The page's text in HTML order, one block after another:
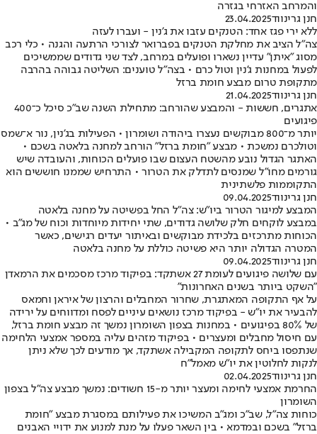
והמרחב האזרחי בגזרה
חנן גרינווד23.04.2025
ללא ירי פגז אחד: הטנקים עזבו את ג'נין - ועברו לעזה
צה"ל הציב את מחלקת הטנקים בפברואר לצורכי הרתעה והגנה • כלי רכב
מסוג "איתן" עדיין נשארו ופועלים במרחב, לצד שני גדודים שממשיכים
לפעול במחנות ג'נין וטול כרם • בצה"ל טוענים: השליטה גבוהה בהרבה
מתקופת טרום מבצע חומת ברזל
חנן גרינווד21.04.2025
אתגרים, חששות - והמבצע שהורחב: מתחילת השנה שב"כ סיכל כ־400
פיגועים
יותר מ־800 מבוקשים נעצרו ביהודה ושומרון • הפעילות בג'נין, נור א־שמס
וטולכרם נמשכת • מבצע "חומת ברזל" הורחב למחנה בלאטה בשכם •
האתגר הגדול נובע מהשטח העצום שבו פועלים הכוחות, והעובדה שיש
גורמים מחו"ל שמנסים לתדלק את הטרור • התרחיש שממנו חוששים הוא
התקוממות פלשתינית
חנן גרינווד09.04.2025
המבצע למיגור הטרור ביו"ש: צה"ל החל בפשיטה על מחנה בלאטה
במבצע לוקחים חלק שלושה גדודים, שתי יחידות מיוחדות וכוח של מג"ב •
הכוחות מתרכזים בלכידת מבוקשים ובאיתור יעדים רגישים, כאשר
המטרה הגדולה יותר היא פשיטה כוללת על מחנה בלאטה
חנן גרינווד09.04.2025
עם שלושה פיגועים לעומת 27 אשתקד: בפיקוד מרכז מסכמים את הרמאדן
"השקט ביותר בשנים האחרונות"
על אף התקופה המאתגרת, שחרור המחבלים והרצון של איראן וחמאס
להבעיר את יו"ש - בפיקוד מרכז נושאים עיניים לפסח ומדווחים על ירידה
של 80% בפיגועים • במחנות בצפון השומרון נמשך זה מבצע חומת ברזל,
עם חיסול מחבלים ומעצרים • בפיקוד מזהים עליה במספר אמצעי הלחימה
שנתפסו ביחס לתקופה המקבילה אשתקד, אך מודעים לכך שלא ניתן
לנקות לחלוטין את יו"ש מאמל"ח
חנן גרינווד02.04.2025
החרמת אמצעי לחימה ומעצר יותר מ-15 חשודים: נמשך מבצע צה"ל בצפון
השומרון
כוחות צה"ל, שב"כ ומג"ב המשיכו את פעילותם במסגרת מבצע "חומת
ברזל" בשכם ובמדמא • בין השאר פעלו על מנת למנוע את ידויי האבנים